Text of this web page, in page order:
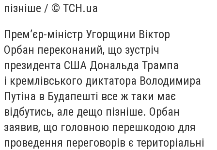
пізніше / © ТСН.ua
Прем’єр-міністр Угорщини Віктор
Орбан переконаний, що зустріч
президента США Дональда Трампа
і кремлівського диктатора Володимира
Путіна в Будапешті все ж таки має
відбутись, але дещо пізніше. Орбан
заявив, що головною перешкодою для
проведення переговорів є територіальні